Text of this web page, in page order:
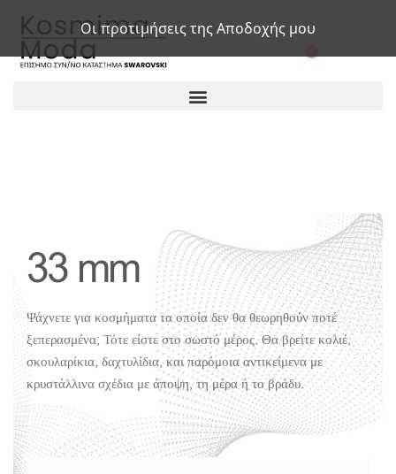
33 mm
Ψάχνετε για κοσμήματα τα οποία δεν θα θεωρηθούν ποτέ
ξεπερασμένα; Τότε είστε στο σωστό μέρος. Θα βρείτε κολιέ,
σκουλαρίκια, δαχτυλίδια, και παρόμοια αντικείμενα με
κρυστάλλινα σχέδια με άποψη, τη μέρα ή το βράδυ.
Οι προτιμήσεις της Αποδοχής μου